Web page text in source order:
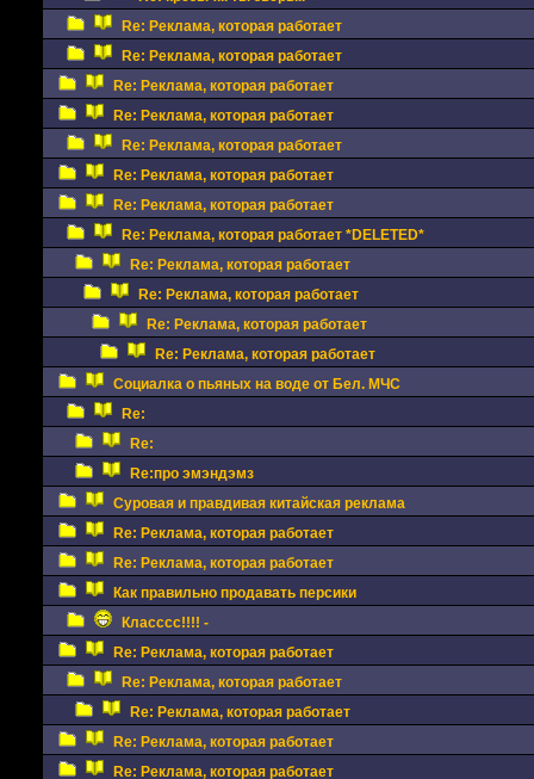
Re: Реклама, которая работает
Re: Реклама, которая работает
Re: Реклама, которая работает
Re: Реклама, которая работает
Re: Реклама, которая работает
Re: Реклама, которая работает
Re: Реклама, которая работает
Re: Реклама, которая работает *DELETED*
Re: Реклама, которая работает
Re: Реклама, которая работает
Re: Реклама, которая работает
Re: Реклама, которая работает
Социалка о пьяных на воде от Бел. МЧС
Re:
Re:
Re:про эмэндэмз
Суровая и правдивая китайская реклама
Re: Реклама, которая работает
Re: Реклама, которая работает
Как правильно продавать персики
Класссс!!!! -
Re: Реклама, которая работает
Re: Реклама, которая работает
Re: Реклама, которая работает
Re: Реклама, которая работает
Re: Реклама, которая работает